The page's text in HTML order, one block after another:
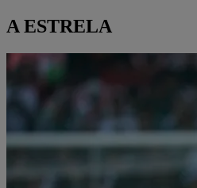
A ESTRELA